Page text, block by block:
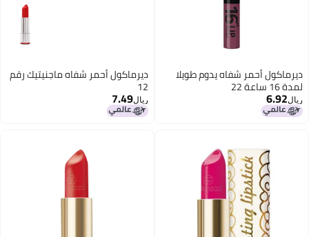
ديرماكول أحمر شفاه يدوم طويلا
لمدة 16 ساعة 22
ريال6.92
12
ديرماكول أحمر شفاه ماجنيتيك رقم
12
ريال7.49